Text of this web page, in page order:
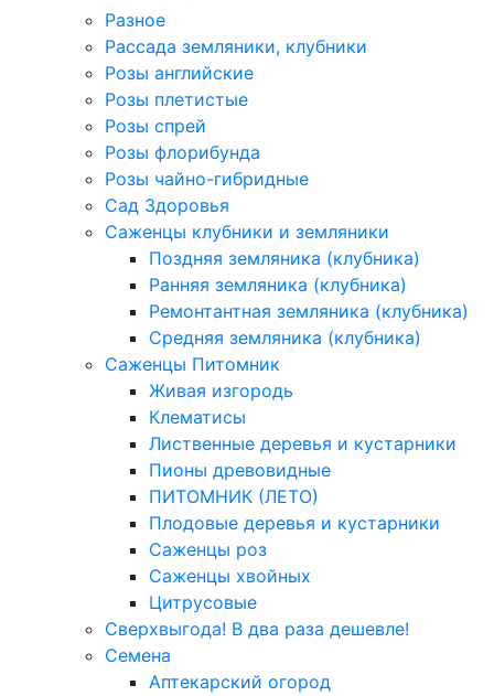
Разное
Рассада земляники, клубники
Розы английские
Розы плетистые
Розы спрей
Розы флорибунда
Розы чайно-гибридные
Сад Здоровья
Саженцы клубники и земляники
Поздняя земляника (клубника)
Ранняя земляника (клубника)
Ремонтантная земляника (клубника)
Средняя земляника (клубника)
Саженцы Питомник
Живая изгородь
Клематисы
Лиственные деревья и кустарники
Пионы древовидные
ПИТОМНИК (ЛЕТО)
Плодовые деревья и кустарники
Саженцы роз
Саженцы хвойных
Цитрусовые
Сверхвыгода! В два раза дешевле!
Семена
Аптекарский огород